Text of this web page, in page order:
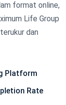
format online,
Life Group
dan
Platform
Rate